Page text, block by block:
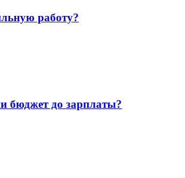
работу?
бюджет до зарплаты?